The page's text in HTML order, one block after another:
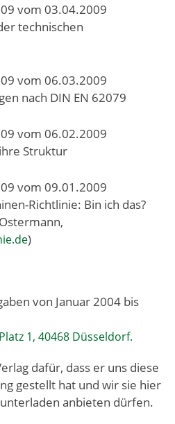
vom 03.04.2009
technischen
vom 06.03.2009
nach DIN EN 62079
vom 06.02.2009
Struktur
vom 09.01 .2009
Richtlinie: Bin ich das?
)
von Januar 2004 bis
1, 40468 Düsseldorf.
dafür, dass er uns diese
gestellt hat und wir sie hier
anbieten dürfen.